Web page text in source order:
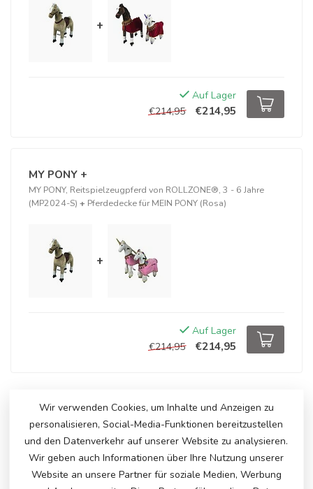
+
Auf Lager
€214,95
€214,95
MY PONY +
MY PONY, Reitspielzeugpferd von ROLLZONE®, 3 - 6 Jahre
(MP2024-S) + Pferdedecke für MEIN PONY (Rosa)
+
Auf Lager
€214,95
€214,95
ERGÄNZENDE PRODUKTE
MY PONY, reitendes
Spielzeugpferd, 3 - 6 Jahre
(MP2008-S)
Auf Lager
€195,00
Wir verwenden Cookies, um Inhalte und Anzeigen zu
personalisieren, Social-Media-Funktionen bereitzustellen
und den Datenverkehr auf unserer Website zu analysieren.
Wir geben auch Informationen über Ihre Nutzung unserer
Website an unsere Partner für soziale Medien, Werbung